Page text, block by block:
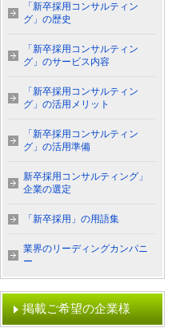
「新卒採用コンサルティン
グ」の歴史
「新卒採用コンサルティン
グ」のサービス内容
「新卒採用コンサルティン
グ」の活用メリット
「新卒採用コンサルティン
グ」の活用準備
新卒採用コンサルティング」
企業の選定
「新卒採用」の用語集
業界のリーディングカンパニ
ー
掲載ご希望の企業様